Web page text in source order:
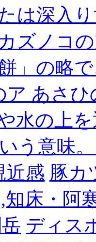
は深入
ズノコ
」の略
ア あさひ
水の上
う意味
近感 豚カ
床・阿
ディス